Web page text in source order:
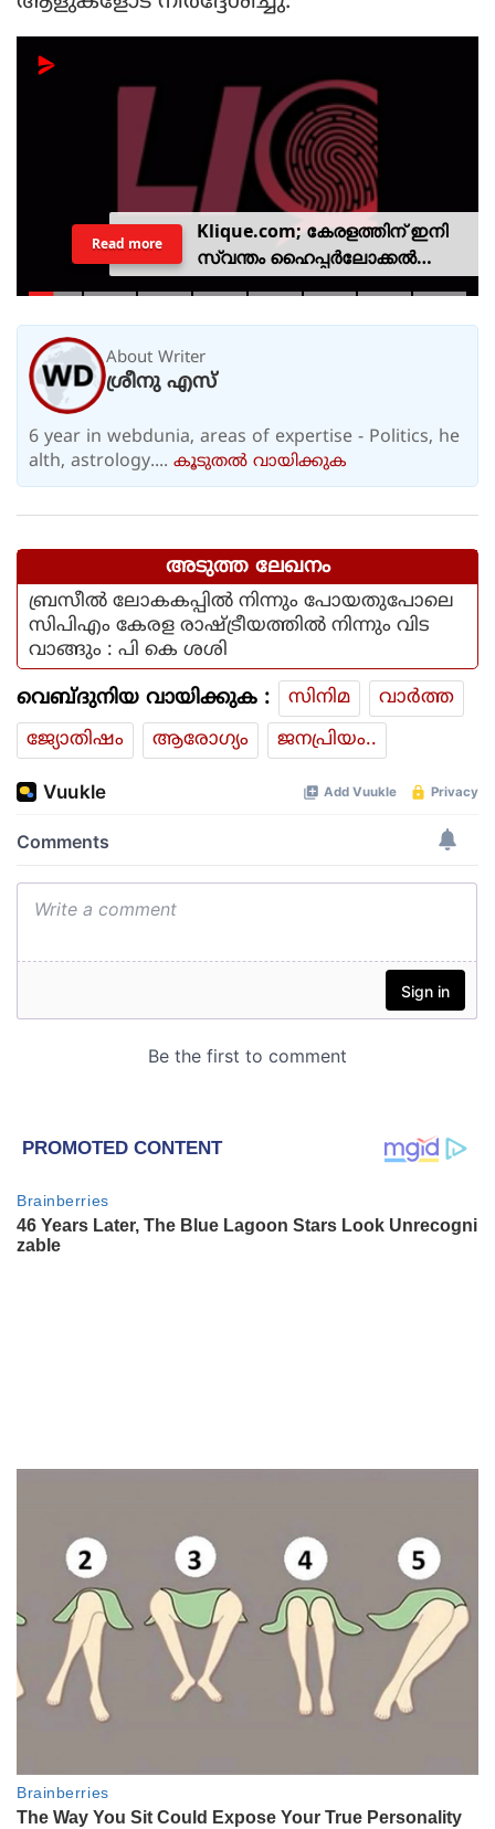
Klique.com; കേരളത്തിന് ഇനി
സ്വന്തം ഹൈപ്പർലോക്കൽ
സിവിക് പ്ലാറ്റ്‌ഫോം
Read more
About Writer
ശ്രീനു എസ്
6 year in webdunia, areas of expertise - Politics, he
alth, astrology.... കൂടുതല്‍ വായിക്കുക
അടുത്ത ലേഖനം
ബ്രസീൽ ലോകകപ്പിൽ നിന്നും പോയതുപോലെ
സിപിഎം കേരള രാഷ്ട്രീയത്തിൽ നിന്നും വിട
വാങ്ങും : പി കെ ശശി
വെബ്ദുനിയ വായിക്കുക : സിനിമ
വാര്‍ത്ത
ജ്യോതിഷം
ആരോഗ്യം ജനപ്രിയം..